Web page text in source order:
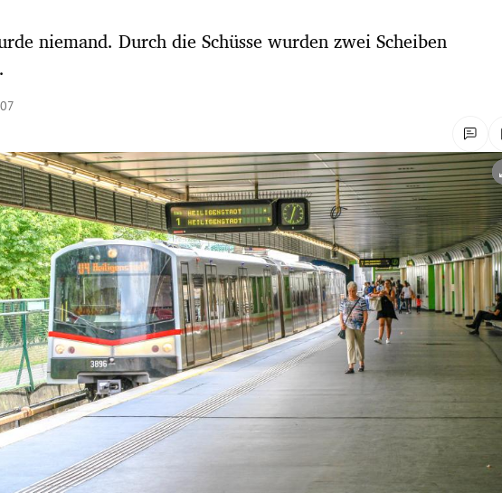
niemand. Durch die Schüsse wurden zwei Scheiben
öffnen/schließen